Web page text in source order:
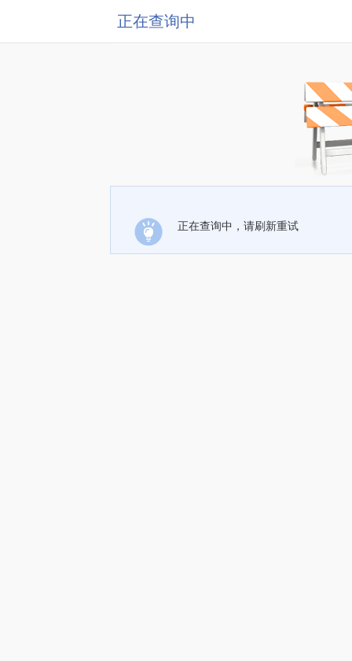
正在查询中
正在查询中，请刷新重试